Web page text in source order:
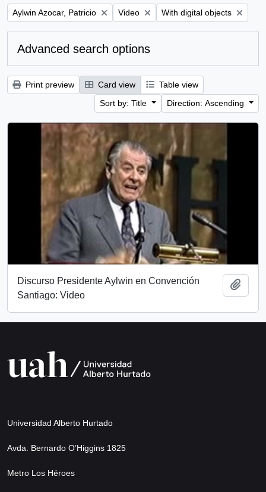
Remove filter:
Aylwin Azocar, Patricio Remove filter:
Video Remove filter:
With digital objects
Advanced search options
Print preview Card view
Table view
Sort by: Title
Direction: Ascending
Discurso Presidente Aylwin en Convención
Santiago: Video
Universidad Alberto Hurtado
Avda. Bernardo O’Higgins 1825
Metro Los Héroes